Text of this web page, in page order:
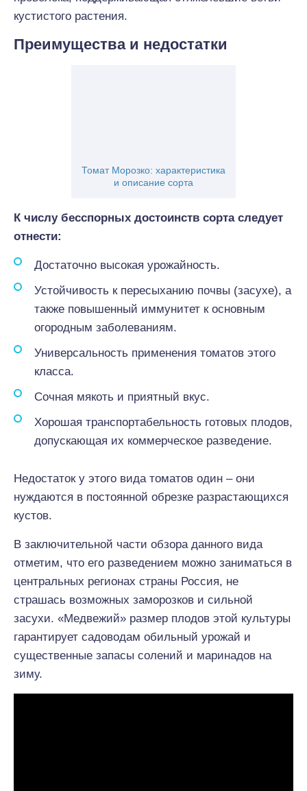
кустистого растения.
Преимущества и недостатки
Томат Морозко: характеристика
и описание сорта
К числу бесспорных достоинств сорта следует
отнести:
Достаточно высокая урожайность.
Устойчивость к пересыханию почвы (засухе), а
также повышенный иммунитет к основным
огородным заболеваниям.
Универсальность применения томатов этого
класса.
Сочная мякоть и приятный вкус.
Хорошая транспортабельность готовых плодов,
допускающая их коммерческое разведение.
Недостаток у этого вида томатов один – они
нуждаются в постоянной обрезке разрастающихся
кустов.
В заключительной части обзора данного вида
отметим, что его разведением можно заниматься в
центральных регионах страны Россия, не
страшась возможных заморозков и сильной
засухи. «Медвежий» размер плодов этой культуры
гарантирует садоводам обильный урожай и
существенные запасы солений и маринадов на
зиму.